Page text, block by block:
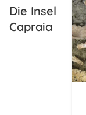
Die Insel
Capraia